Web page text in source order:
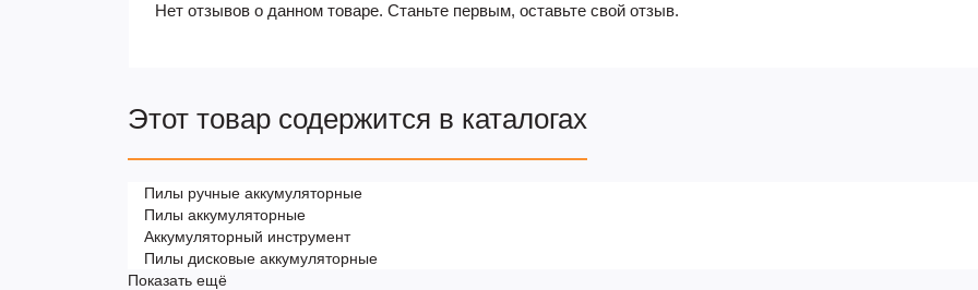
Нет отзывов о данном товаре. Станьте первым, оставьте свой отзыв.
Этот товар содержится в каталогах
Пилы ручные аккумуляторные
Пилы аккумуляторные
Аккумуляторный инструмент
Пилы дисковые аккумуляторные
Показать ещё